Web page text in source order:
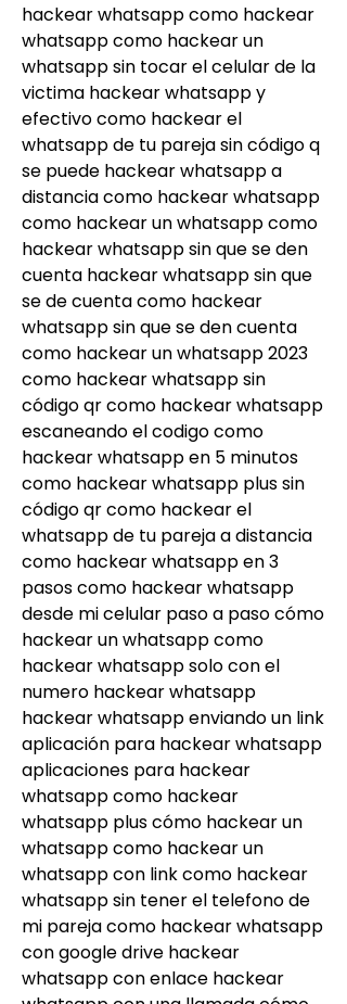
hackear whatsapp como hackear
whatsapp como hackear un
whatsapp sin tocar el celular de la
victima hackear whatsapp y
efectivo como hackear el
whatsapp de tu pareja sin código q
se puede hackear whatsapp a
distancia como hackear whatsapp
como hackear un whatsapp como
hackear whatsapp sin que se den
cuenta hackear whatsapp sin que
se de cuenta como hackear
whatsapp sin que se den cuenta
como hackear un whatsapp 2023
como hackear whatsapp sin
código qr como hackear whatsapp
escaneando el codigo como
hackear whatsapp en 5 minutos
como hackear whatsapp plus sin
código qr como hackear el
whatsapp de tu pareja a distancia
como hackear whatsapp en 3
pasos como hackear whatsapp
desde mi celular paso a paso cómo
hackear un whatsapp como
hackear whatsapp solo con el
numero hackear whatsapp
hackear whatsapp enviando un link
aplicación para hackear whatsapp
aplicaciones para hackear
whatsapp como hackear
whatsapp plus cómo hackear un
whatsapp como hackear un
whatsapp con link como hackear
whatsapp sin tener el telefono de
mi pareja como hackear whatsapp
con google drive hackear
whatsapp con enlace hackear